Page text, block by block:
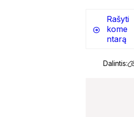
Rašyti
kome
ntarą
Dalintis: